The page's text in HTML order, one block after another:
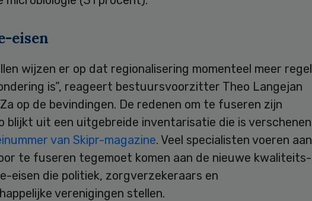
eisen
wijzen er op dat regionalisering momenteel meer regel
is”, reageert bestuursvoorzitter Theo Langejan
op de bevindingen. De redenen om te fuseren zijn
blijkt uit een uitgebreide inventarisatie die is verschenen
van Skipr-magazine. Veel specialisten voeren aan
te fuseren tegemoet komen aan de nieuwe kwaliteits-
eisen die politiek, zorgverzekeraars en
verenigingen stellen.